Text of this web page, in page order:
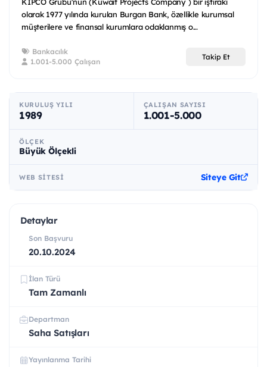
KIPCO Grubu'nun (Kuwait Projects Company ) bir iştiraki
olarak 1977 yılında kurulan Burgan Bank, özellikle kurumsal
müşterilere ve finansal kurumlara odaklanmış o...
Bankacılık
1.001-5.000 Çalışan
Takip Et
KURULUŞ YILI
1989
ÇALIŞAN SAYISI
1.001-5.000
ÖLÇEK
Büyük Ölçekli
WEB SITESI Siteye Git
Detaylar
Son Başvuru
20.10.2024
İlan Türü
Tam Zamanlı
Departman
Saha Satışları
Yayınlanma Tarihi